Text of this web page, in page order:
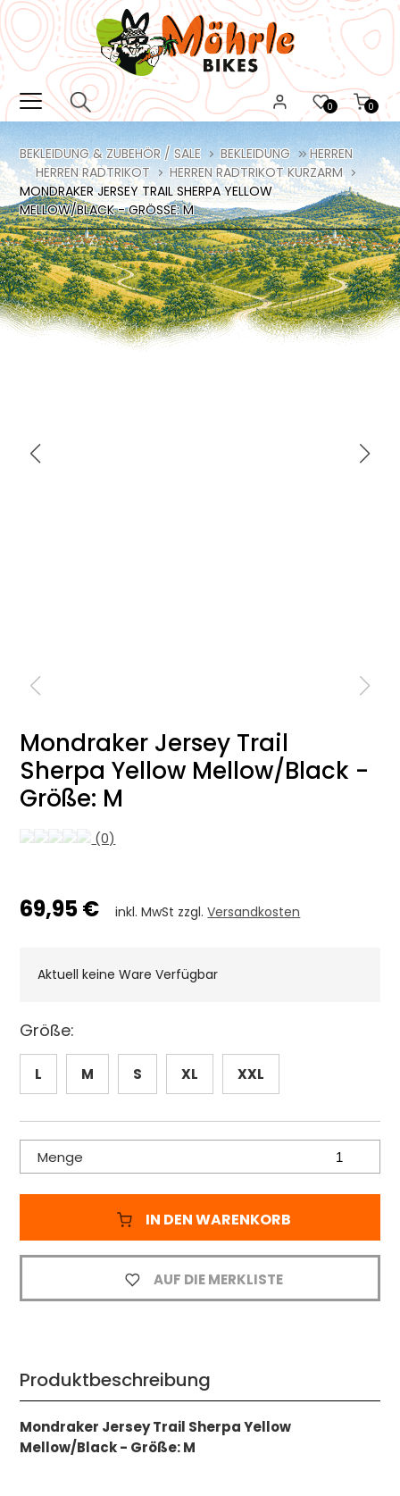
0
0
BEKLEIDUNG & ZUBEHÖR / SALE BEKLEIDUNG
HERREN
HERREN RADTRIKOT
HERREN RADTRIKOT KURZARM
MONDRAKER JERSEY TRAIL SHERPA YELLOW
MELLOW/BLACK - GRÖSSE: M
Mondraker Jersey Trail
Sherpa Yellow Mellow/Black -
Größe: M
(0)
69,95 € inkl. MwSt zzgl.Versandkosten
Aktuell keine Ware Verfügbar
Größe:
L M S XL XXL
Menge
IN DEN WARENKORB
AUF DIE MERKLISTE
Produktbeschreibung
Mondraker Jersey Trail Sherpa Yellow
Mellow/Black - Größe: M